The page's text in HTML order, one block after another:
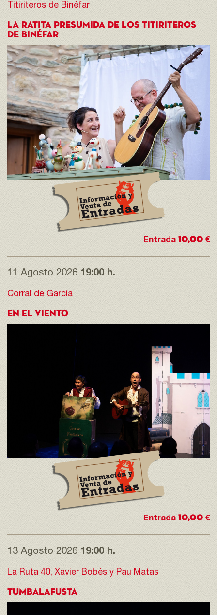
Titiriteros de Binéfar
LA RATITA PRESUMIDA DE LOS TITIRITEROS
DE BINÉFAR
Entrada 10,00 €
11 Agosto 2026 19:00 h.
Corral de García
EN EL VIENTO
Entrada 10,00 €
13 Agosto 2026 19:00 h.
La Ruta 40, Xavier Bobés y Pau Matas
TUMBALAFUSTA